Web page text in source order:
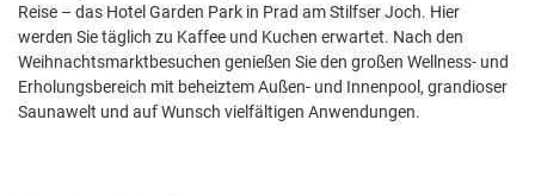
Reise – das Hotel Garden Park in Prad am Stilfser Joch. Hier
werden Sie täglich zu Kaffee und Kuchen erwartet. Nach den
Weihnachtsmarktbesuchen genießen Sie den großen Wellness- und
Erholungsbereich mit beheiztem Außen- und Innenpool, grandioser
Saunawelt und auf Wunsch vielfältigen Anwendungen.